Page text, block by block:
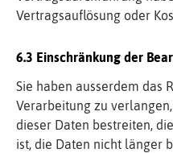
Vertragsauflösung oder
Einschränkung der
Sie haben ausserdem das
Verarbeitung zu
dieser Daten bestreiten,
ist, die Daten nicht länger